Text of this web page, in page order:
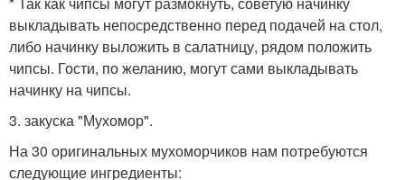
выкладывать непосредственно перед подачей на стол,
либо начинку выложить в салатницу, рядом положить
чипсы. Гости, по желанию, могут сами выкладывать
начинку на чипсы.
3. закуска "Мухомор".
На 30 оригинальных мухоморчиков нам потребуются
следующие ингредиенты: